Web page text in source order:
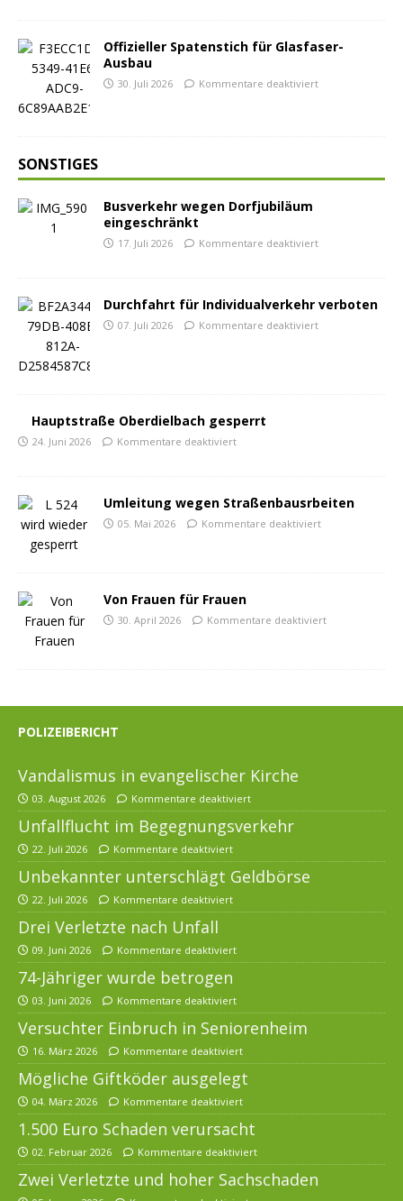
Offizieller Spatenstich für Glasfaser-
Ausbau
30. Juli 2026 Kommentare deaktiviert
SONSTIGES
Busverkehr wegen Dorfjubiläum
eingeschränkt
17. Juli 2026 Kommentare deaktiviert
Durchfahrt für Individualverkehr verboten
07. Juli 2026 Kommentare deaktiviert
Hauptstraße Oberdielbach gesperrt
24. Juni 2026 Kommentare deaktiviert
Umleitung wegen Straßenbausrbeiten
05. Mai 2026 Kommentare deaktiviert
Von Frauen für Frauen
30. April 2026 Kommentare deaktiviert
POLIZEIBERICHT
Vandalismus in evangelischer Kirche
03. August 2026 Kommentare deaktiviert
Unfallflucht im Begegnungsverkehr
22. Juli 2026 Kommentare deaktiviert
Unbekannter unterschlägt Geldbörse
22. Juli 2026 Kommentare deaktiviert
Drei Verletzte nach Unfall
09. Juni 2026 Kommentare deaktiviert
74-Jähriger wurde betrogen
03. Juni 2026 Kommentare deaktiviert
Versuchter Einbruch in Seniorenheim
16. März 2026 Kommentare deaktiviert
Mögliche Giftköder ausgelegt
04. März 2026 Kommentare deaktiviert
1.500 Euro Schaden verursacht
02. Februar 2026 Kommentare deaktiviert
Zwei Verletzte und hoher Sachschaden